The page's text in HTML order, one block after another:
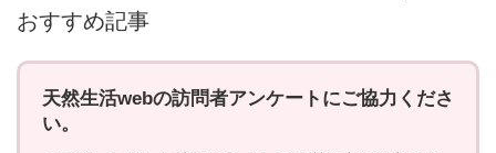
おすすめ記事